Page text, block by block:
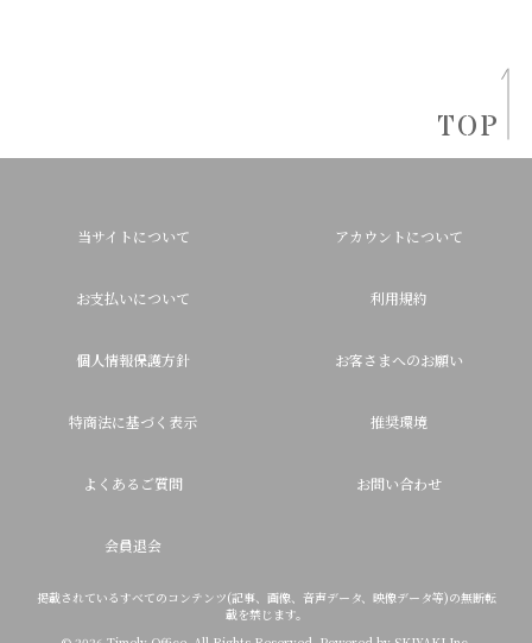
TOP
当サイトについて アカウントについて
お支払いについて 利用規約
個人情報保護方針 お客さまへのお願い
特商法に基づく表示 推奨環境
よくあるご質問 お問い合わせ
会員退会
掲載されているすべてのコンテンツ(記事、画像、音声データ、映像データ等)の無断転
載を禁じます。